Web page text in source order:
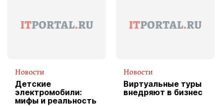
Новости
Детские
электромобили:
мифы и реальность
Новости
Виртуальные туры
внедряют в бизнес